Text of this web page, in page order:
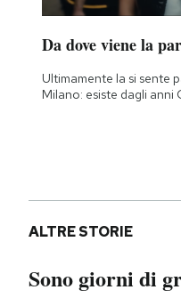
Da dove viene la
Ultimamente la si sente
Milano: esiste dagli
ALTRE STORIE
Sono giorni di